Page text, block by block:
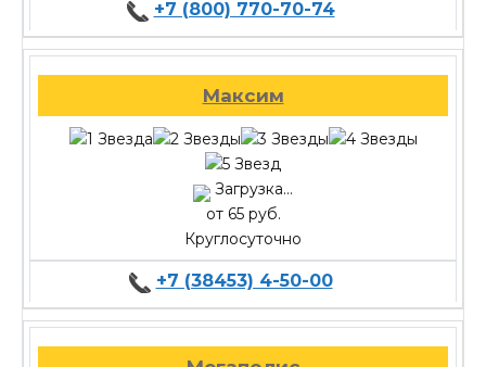
+7 (800) 770-70-74
Максим
Загрузка...
от 65 руб.
Круглосуточно
+7 (38453) 4-50-00